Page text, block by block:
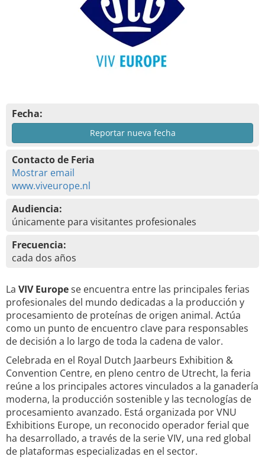
Fecha:
Reportar nueva fecha
Contacto de Feria
Mostrar email
www.viveurope.nl
Audiencia:
únicamente para visitantes profesionales
Frecuencia:
cada dos años
La VIV Europese encuentra entre las principales ferias
profesionales del mundo dedicadas a la producción y
procesamiento de proteínas de origen animal. Actúa
como un punto de encuentro clave para responsables
de decisión a lo largo de toda la cadena de valor.
Celebrada en el Royal Dutch Jaarbeurs Exhibition &
Convention Centre, en pleno centro de Utrecht, la feria
reúne a los principales actores vinculados a la ganadería
moderna, la producción sostenible y las tecnologías de
procesamiento avanzado. Está organizada por VNU
Exhibitions Europe, un reconocido operador ferial que
ha desarrollado, a través de la serie VIV, una red global
de plataformas especializadas en el sector.